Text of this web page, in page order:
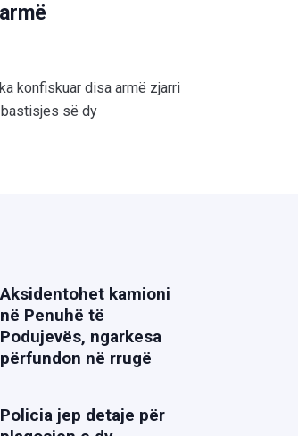
konfiskuar disa armë zjarri
së dy
Aksidentohet kamioni
në Penuhë të
Podujevës, ngarkesa
përfundon në rrugë
Policia jep detaje për